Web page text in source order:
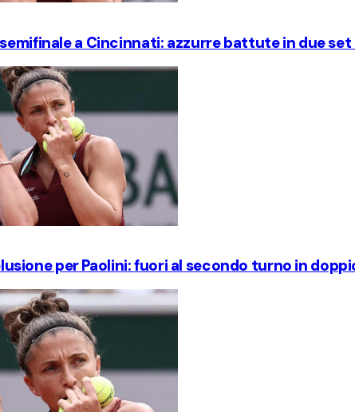
a Cincinnati: azzurre battute in due set
per Paolini: fuori al secondo turno in